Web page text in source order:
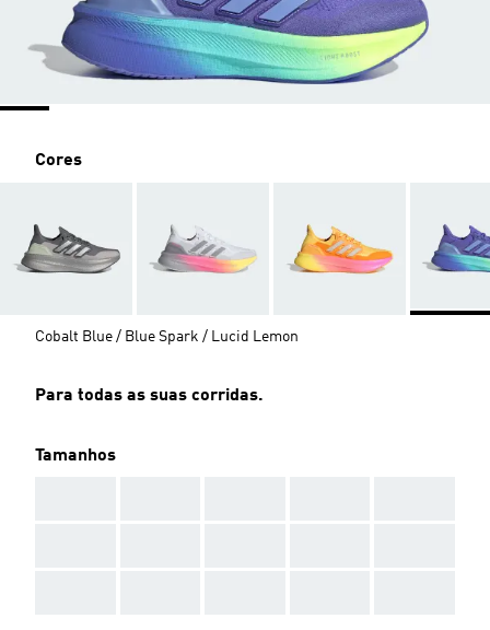
Cores
Cobalt Blue / Blue Spark / Lucid Lemon
Para todas as suas corridas.
Tamanhos